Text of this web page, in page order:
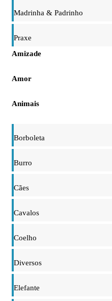
Madrinha & Padrinho
Praxe
Amizade
Amor
Animais
Borboleta
Burro
Cães
Cavalos
Coelho
Diversos
Elefante